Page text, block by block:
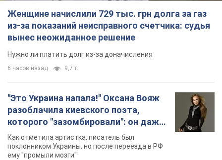
Женщине начислили 729 тыс. грн долга за газ
из-за показаний неисправного счетчика: судья
вынес неожиданное решение
Нужно ли платить долг из-за доначисления
6 часов назад 9,7 т.
"Это Украина напала!" Оксана Вояж
разоблачила киевского поэта,
которого "зазомбировали": он даже
русского не знал, а теперь хочет
геноцида украинцев
Как отметила артистка, писатель был
поклонником Украины, но после переезда в РФ
ему "промыли мозги"